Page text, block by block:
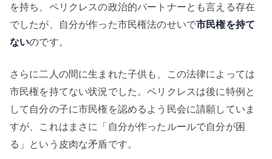
を持ち、ペリクレスの政治的パートナーとも言える存在
でしたが、自分が作った市民権法のせいで市民権を持て
ないのです。
さらに二人の間に生まれた子供も、この法律によっては
市民権を持てない状況でした。ペリクレスは後に特例と
して自分の子に市民権を認めるよう民会に請願していま
すが、これはまさに「自分が作ったルールで自分が困
る」という皮肉な矛盾です。